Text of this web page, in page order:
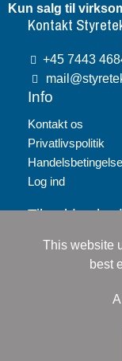
Kun salg til
Kontakt
+45 7443
Info
Kontakt os
Privatlivspolitik
Log ind
Tilmeld
Jeg accepterer
© 2024
This website
best